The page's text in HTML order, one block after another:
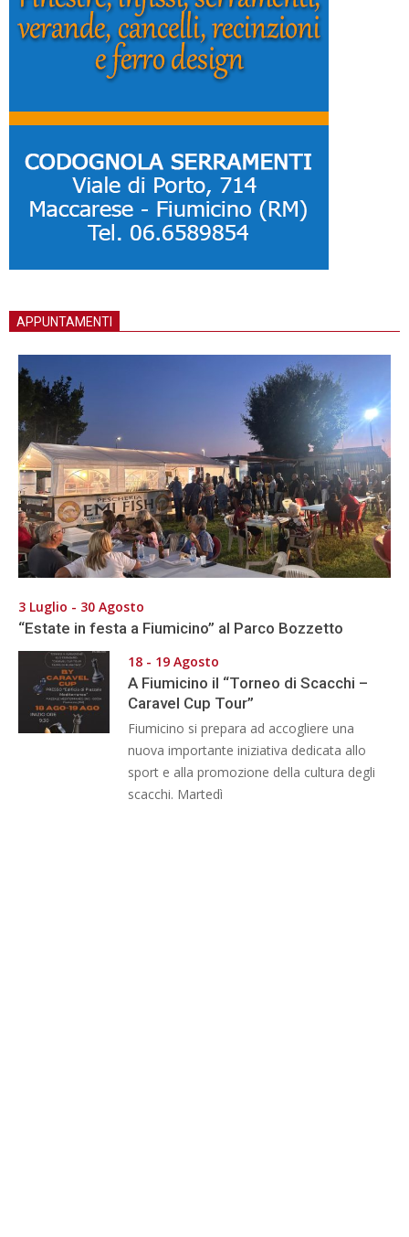
APPUNTAMENTI
3 Luglio - 30 Agosto
“Estate in festa a Fiumicino” al Parco Bozzetto
18 - 19 Agosto
A Fiumicino il “Torneo di Scacchi –
Caravel Cup Tour”
Fiumicino si prepara ad accogliere una
nuova importante iniziativa dedicata allo
sport e alla promozione della cultura degli
scacchi. Martedì